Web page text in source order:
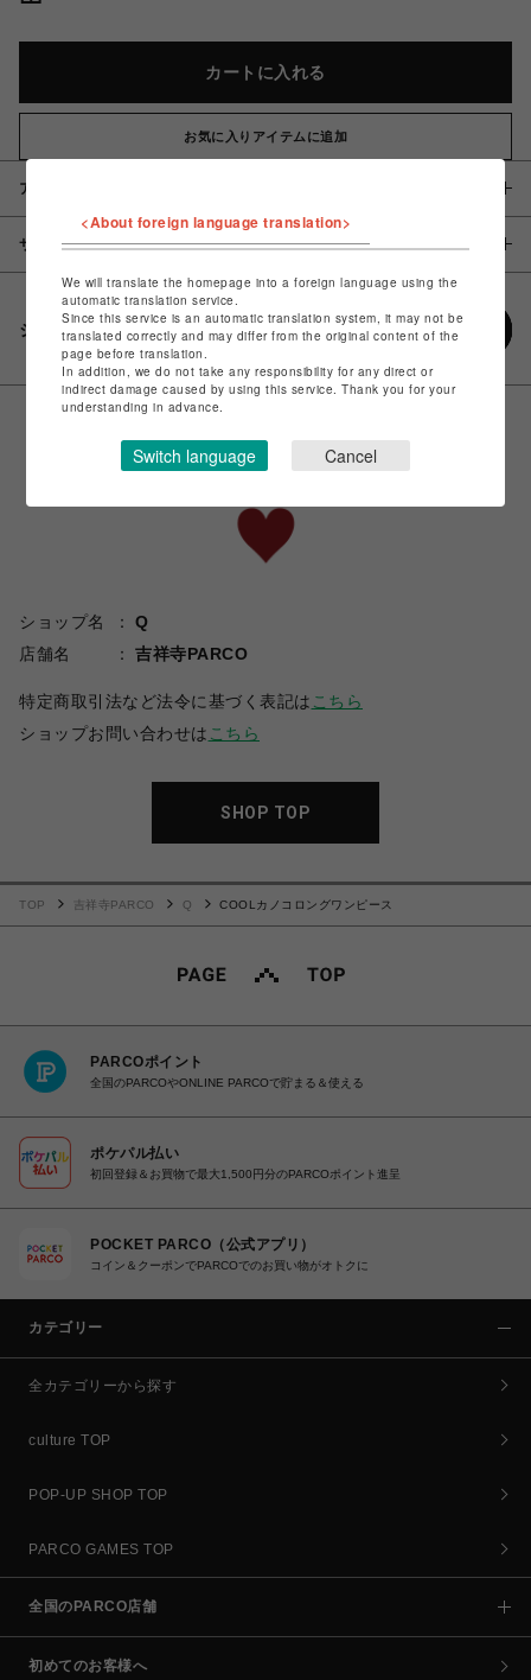
カートに入れる
お気に入りアイテムに追加
アイテム説明 / 素材
サイズ
シェアする
ショップ名
Q
店舗名
吉祥寺PARCO
特定商取引法など法令に基づく表記は こちら
ショップお問い合わせは こちら
SHOP TOP
TOP 吉祥寺PARCO Q COOLカノコロングワンピース
PARCOポイント
全国のPARCOやONLINE PARCOで貯まる＆使える
ポケパル払い
初回登録＆お買物で最大1,500円分のPARCOポイント進呈
POCKET PARCO（公式アプリ）
コイン＆クーポンでPARCOでのお買い物がオトクに
カテゴリー
全カテゴリーから探す
culture TOP
POP-UP SHOP TOP
PARCO GAMES TOP
全国のPARCO店舗
初めてのお客様へ
<About foreign language translation>
We will translate the homepage into a foreign language using the
automatic translation service.
Since this service is an automatic translation system, it may not be
translated correctly and may differ from the original content of the
page before translation.
In addition, we do not take any responsibility for any direct or
indirect damage caused by using this service. Thank you for your
understanding in advance.
Switch language Cancel